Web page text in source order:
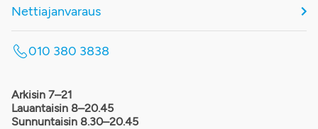
Nettiajanvaraus
010 380 3838
Arkisin 7–21
Lauantaisin 8–20.45
Sunnuntaisin 8.30–20.45